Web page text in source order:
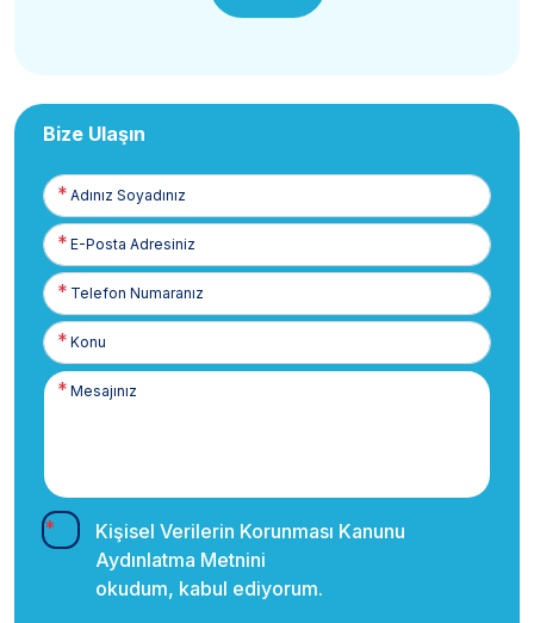
Bize Ulaşın
Adınız
Soyadınız
E-
Posta
Telefon
Numaranız
Kişisel Verilerin Korunması Kanunu
Aydınlatma Metnini
okudum, kabul ediyorum.